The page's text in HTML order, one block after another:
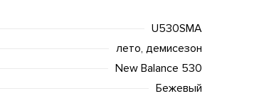
U530SMA
лето, демисезон
New Balance 530
Бежевый